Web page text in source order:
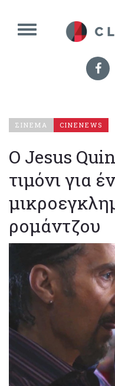
ΣΙΝΕΜΑ CINENEWS
Ο Jesus
τιμόνι για
ρομάντζου